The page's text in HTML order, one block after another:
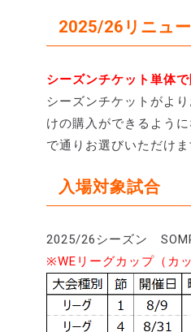
2025/26リニュ
シーズンチケット単体
シーズンチケットがよ
けの購入ができるよう
で通りお選びいただけま
入場対象試合
2025/26シーズン
※WEリーグカップ（カ